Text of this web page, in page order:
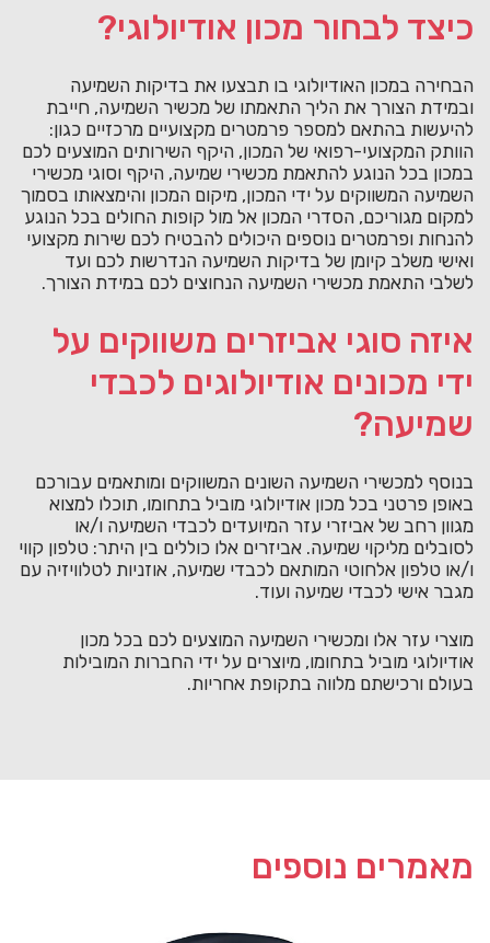
כיצד לבחור מכון אודיולוגי?
הבחירה במכון האודיולוגי בו תבצעו את בדיקות השמיעה
ובמידת הצורך את הליך התאמתו של מכשיר השמיעה, חייבת
להיעשות בהתאם למספר פרמטרים מקצועיים מרכזיים כגון:
הוותק המקצועי-רפואי של המכון, היקף השירותים המוצעים לכם
במכון בכל הנוגע להתאמת מכשירי שמיעה, היקף וסוגי מכשירי
השמיעה המשווקים על ידי המכון, מיקום המכון והימצאותו בסמוך
למקום מגוריכם, הסדרי המכון אל מול קופות החולים בכל הנוגע
להנחות ופרמטרים נוספים היכולים להבטיח לכם שירות מקצועי
ואישי משלב קיומן של בדיקות השמיעה הנדרשות לכם ועד
לשלבי התאמת מכשירי השמיעה הנחוצים לכם במידת הצורך.
איזה סוגי אביזרים משווקים על
ידי מכונים אודיולוגים לכבדי
שמיעה?
בנוסף למכשירי השמיעה השונים המשווקים ומותאמים עבורכם
באופן פרטני בכל מכון אודיולוגי מוביל בתחומו, תוכלו למצוא
מגוון רחב של אביזרי עזר המיועדים לכבדי השמיעה ו/או
לסובלים מליקוי שמיעה. אביזרים אלו כוללים בין היתר: טלפון קווי
ו/או טלפון אלחוטי המותאם לכבדי שמיעה, אוזניות לטלוויזיה עם
מגבר אישי לכבדי שמיעה ועוד.
מוצרי עזר אלו ומכשירי השמיעה המוצעים לכם בכל מכון
אודיולוגי מוביל בתחומו, מיוצרים על ידי החברות המובילות
בעולם ורכישתם מלווה בתקופת אחריות.
מאמרים נוספים